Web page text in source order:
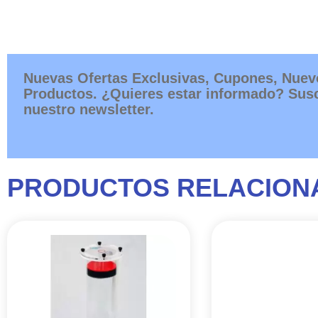
Nuevas Ofertas Exclusivas, Cupones,
Productos. ¿Quieres estar informado?
nuestro newsletter.
PRODUCTOS